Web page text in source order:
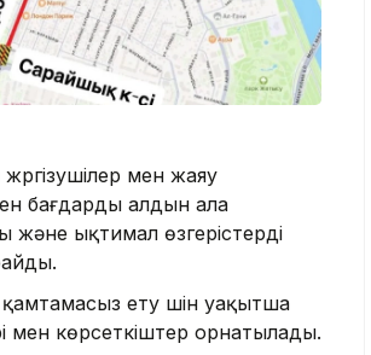
жүргізушілер мен жаяу
бағдарды алдын ала
және ықтимал өзгерістерді
қамтамасыз ету үшін уақытша
мен көрсеткіштер орнатылады.